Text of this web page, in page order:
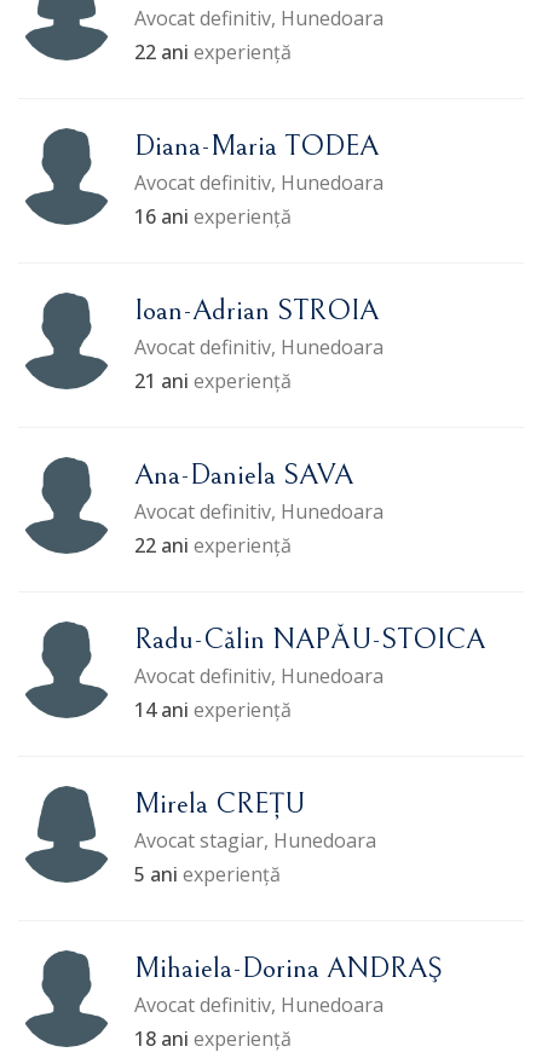
Avocat definitiv, Hunedoara
22 ani experiență
Diana-Maria TODEA
Avocat definitiv, Hunedoara
16 ani experiență
Ioan-Adrian STROIA
Avocat definitiv, Hunedoara
21 ani experiență
Ana-Daniela SAVA
Avocat definitiv, Hunedoara
22 ani experiență
Radu-Călin NAPĂU-STOICA
Avocat definitiv, Hunedoara
14 ani experiență
Mirela CREȚU
Avocat stagiar, Hunedoara
5 ani experiență
Mihaiela-Dorina ANDRAŞ
Avocat definitiv, Hunedoara
18 ani experiență